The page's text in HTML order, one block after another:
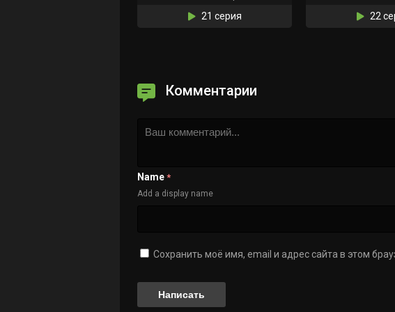
21 серия 22
Комментарии
Name *
Add a display name
Сохранить моё имя, email и адрес сайта в этом